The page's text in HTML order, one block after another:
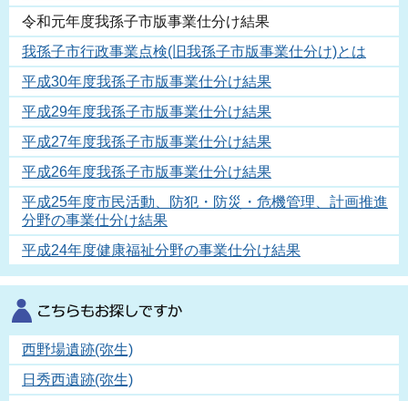
令和元年度我孫子市版事業仕分け結果
我孫子市行政事業点検(旧我孫子市版事業仕分け)とは
平成30年度我孫子市版事業仕分け結果
平成29年度我孫子市版事業仕分け結果
平成27年度我孫子市版事業仕分け結果
平成26年度我孫子市版事業仕分け結果
平成25年度市民活動、防犯・防災・危機管理、計画推進
分野の事業仕分け結果
平成24年度健康福祉分野の事業仕分け結果
西野場遺跡(弥生)
日秀西遺跡(弥生)